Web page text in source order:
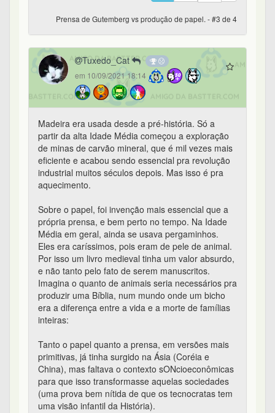
Prensa de Gutemberg vs produção de papel. - #3 de 4
Tuxedo_Cat
em 10/09/2021 18:14
Madeira era usada desde a pré-história. Só a
partir da alta Idade Média começou a exploração
de minas de carvão mineral, que é mil vezes mais
eficiente e acabou sendo essencial pra revolução
industrial muitos séculos depois. Mas isso é pra
aquecimento.
Sobre o papel, foi invenção mais essencial que a
própria prensa, e bem perto no tempo. Na Idade
Média em geral, ainda se usava pergaminhos.
Eles era caríssimos, pois eram de pele de animal.
Por isso um livro medieval tinha um valor absurdo,
e não tanto pelo fato de serem manuscritos.
Imagina o quanto de animais seria necessários pra
produzir uma Bíblia, num mundo onde um bicho
era a diferença entre a vida e a morte de famílias
inteiras:
Tanto o papel quanto a prensa, em versões mais
primitivas, já tinha surgido na Ásia (Coréia e
China), mas faltava o contexto sONcioeconômicas
para que isso transformasse aquelas sociedades
(uma prova bem nítida de que os tecnocratas tem
uma visão infantil da História).